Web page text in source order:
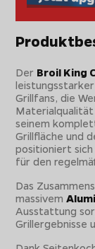
Der Broil King
Grillfans, die
seinem
Grillfläche und
positioniert sich
für den
Das
massivem
Ausstattung
Grillergebnisse